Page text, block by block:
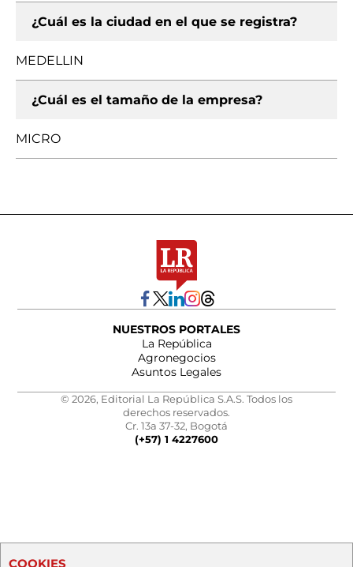
¿Cuál es la ciudad en el que se registra?
MEDELLIN
¿Cuál es el tamaño de la empresa?
MICRO
NUESTROS PORTALES
La República
Agronegocios
Asuntos Legales
© 2026, Editorial La República S.A.S. Todos los
derechos reservados.
Cr. 13a 37-32, Bogotá
(+57) 1 4227600
COOKIES